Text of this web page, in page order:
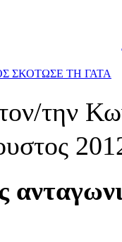
ΣΚΟΤΩΣΕ ΤΗ ΓΑΤΑ
την